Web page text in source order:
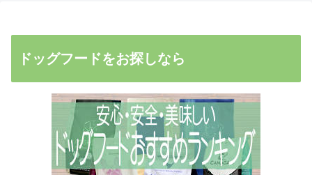
ドッグフードをお探しなら